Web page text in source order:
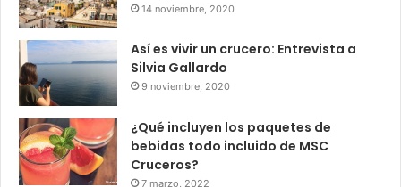
14 noviembre, 2020
Así es vivir un crucero: Entrevista a
Silvia Gallardo
9 noviembre, 2020
¿Qué incluyen los paquetes de
bebidas todo incluido de MSC
Cruceros?
7 marzo, 2022